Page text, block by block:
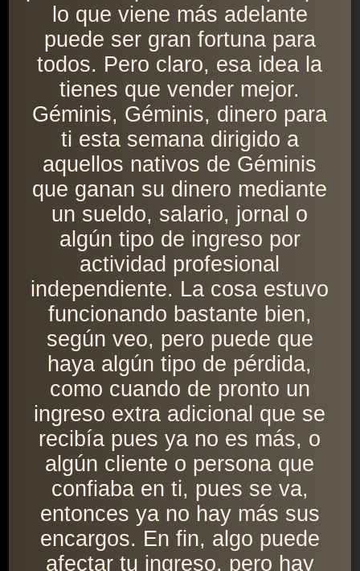
lo que viene más adelante
puede ser gran fortuna para
todos. Pero claro, esa idea la
tienes que vender mejor.
Géminis, Géminis, dinero para
ti esta semana dirigido a
aquellos nativos de Géminis
que ganan su dinero mediante
un sueldo, salario, jornal o
algún tipo de ingreso por
actividad profesional
independiente. La cosa estuvo
funcionando bastante bien,
según veo, pero puede que
haya algún tipo de pérdida,
como cuando de pronto un
ingreso extra adicional que se
recibía pues ya no es más, o
algún cliente o persona que
confiaba en ti, pues se va,
entonces ya no hay más sus
encargos. En fin, algo puede
afectar tu ingreso, pero hay